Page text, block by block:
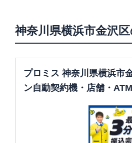
神奈川県横浜市金沢区
プロミス 神奈川県横浜市
ン自動契約機・店舗・